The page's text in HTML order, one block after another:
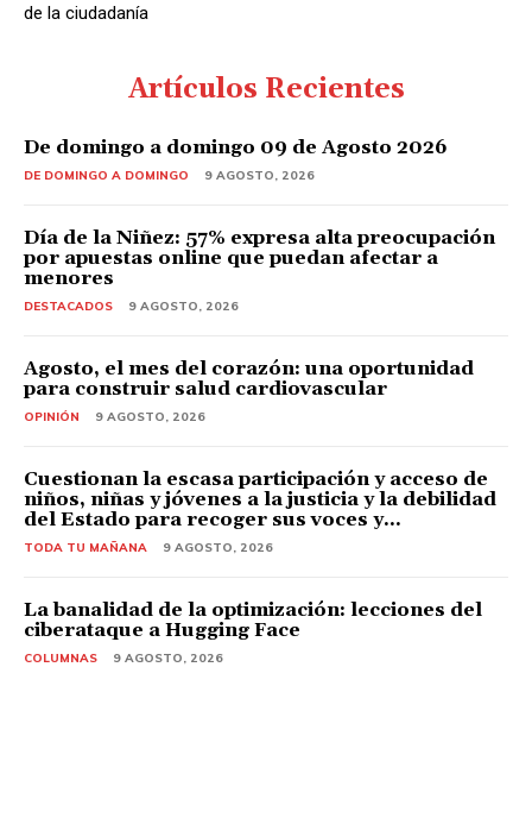
de la ciudadanía
Artículos Recientes
De domingo a domingo 09 de Agosto 2026
DE DOMINGO A DOMINGO 9 AGOSTO, 2026
Día de la Niñez: 57% expresa alta preocupación
por apuestas online que puedan afectar a
menores
DESTACADOS 9 AGOSTO, 2026
Agosto, el mes del corazón: una oportunidad
para construir salud cardiovascular
OPINIÓN 9 AGOSTO, 2026
Cuestionan la escasa participación y acceso de
niños, niñas y jóvenes a la justicia y la debilidad
del Estado para recoger sus voces y...
TODA TU MAÑANA 9 AGOSTO, 2026
La banalidad de la optimización: lecciones del
ciberataque a Hugging Face
COLUMNAS 9 AGOSTO, 2026